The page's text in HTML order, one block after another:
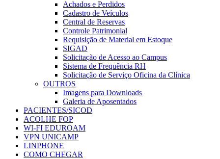
Achados e Perdidos
Cadastro de Veículos
Central de Reservas
Controle Patrimonial
Requisição de Material em Estoque
SIGAD
Solicitação de Acesso ao Campus
Sistema de Frequência RH
Solicitação de Serviço Oficina da Clínica
OUTROS
Imagens para Downloads
Galeria de Aposentados
PACIENTES/SICOD
ACOLHE FOP
WI-FI EDUROAM
VPN UNICAMP
LINPHONE
COMO CHEGAR